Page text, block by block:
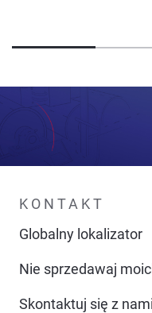
KONTAKT
Globalny lokalizator
Nie sprzedawaj
Skontaktuj się z nami